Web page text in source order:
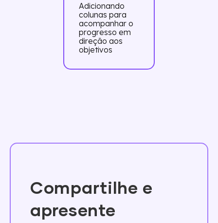
Adicionando
colunas para
acompanhar o
progresso em
direção aos
objetivos
Compartilhe e
apresente